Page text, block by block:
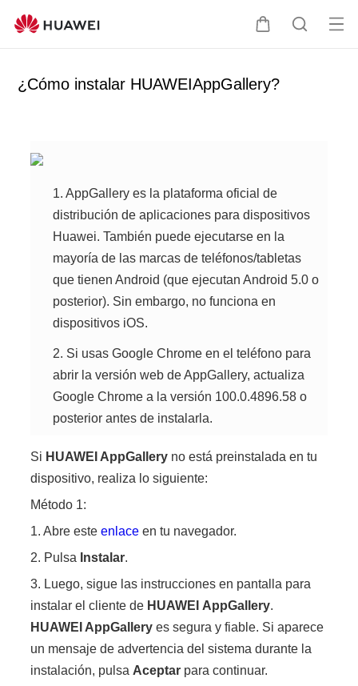
C
r
B
Ab
¿Cómo instalar HUAWEIAppGallery?
1. AppGallery es la plataforma oficial de
distribución de aplicaciones para dispositivos
Huawei. También puede ejecutarse en la
mayoría de las marcas de teléfonos/tabletas
que tienen Android (que ejecutan Android 5.0 o
posterior). Sin embargo, no funciona en
dispositivos iOS.
2. Si usas Google Chrome en el teléfono para
abrir la versión web de AppGallery, actualiza
Google Chrome a la versión 100.0.4896.58 o
posterior antes de instalarla.
Si HUAWEI AppGallery no está preinstalada en tu
dispositivo, realiza lo siguiente:
Método 1:
1. Abre esteenlace en tu navegador.
2. Pulsa Instalar.
3. Luego, sigue las instrucciones en pantalla para
instalar el cliente de HUAWEI AppGallery.
HUAWEI AppGallery es segura y fiable. Si aparece
un mensaje de advertencia del sistema durante la
instalación, pulsa Aceptar para continuar.